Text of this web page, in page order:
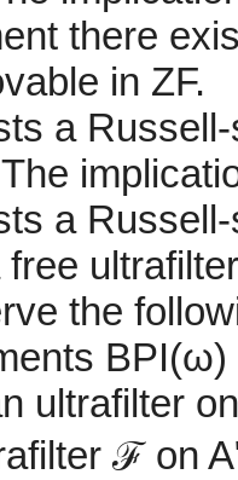
there
in ZF.
a
a
the
ultrafilter
ℱ on